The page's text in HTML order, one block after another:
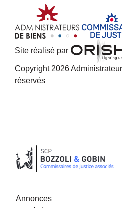
Site réalisé par
Copyright 2026
réservés
Annonces